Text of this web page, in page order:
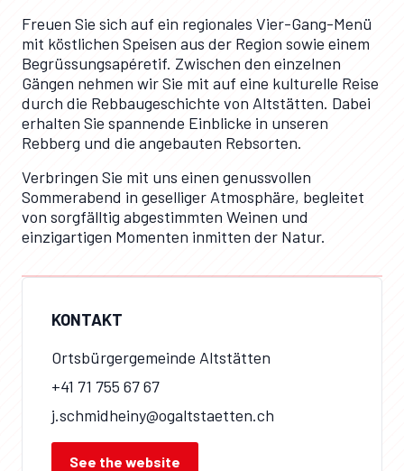
KONTAKT
Ortsbürgergemeinde Altstätten
+41 71 755 67 67
j.schmidheiny@ogaltstaetten.ch
See the website
Freuen Sie sich auf ein regionales Vier-Gang-Menü
mit köstlichen Speisen aus der Region sowie einem
Begrüssungsapéretif. Zwischen den einzelnen
Gängen nehmen wir Sie mit auf eine kulturelle Reise
durch die Rebbaugeschichte von Altstätten. Dabei
erhalten Sie spannende Einblicke in unseren
Rebberg und die angebauten Rebsorten.
Verbringen Sie mit uns einen genussvollen
Sommerabend in geselliger Atmosphäre, begleitet
von sorgfälltig abgestimmten Weinen und
einzigartigen Momenten inmitten der Natur.